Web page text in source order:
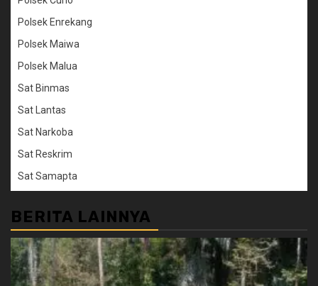
Polsek Enrekang
Polsek Maiwa
Polsek Malua
Sat Binmas
Sat Lantas
Sat Narkoba
Sat Reskrim
Sat Samapta
BERITA LAINNYA